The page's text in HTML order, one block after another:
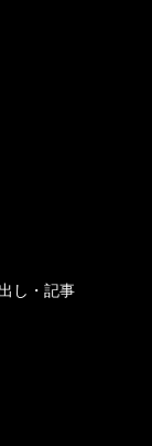
し・記事